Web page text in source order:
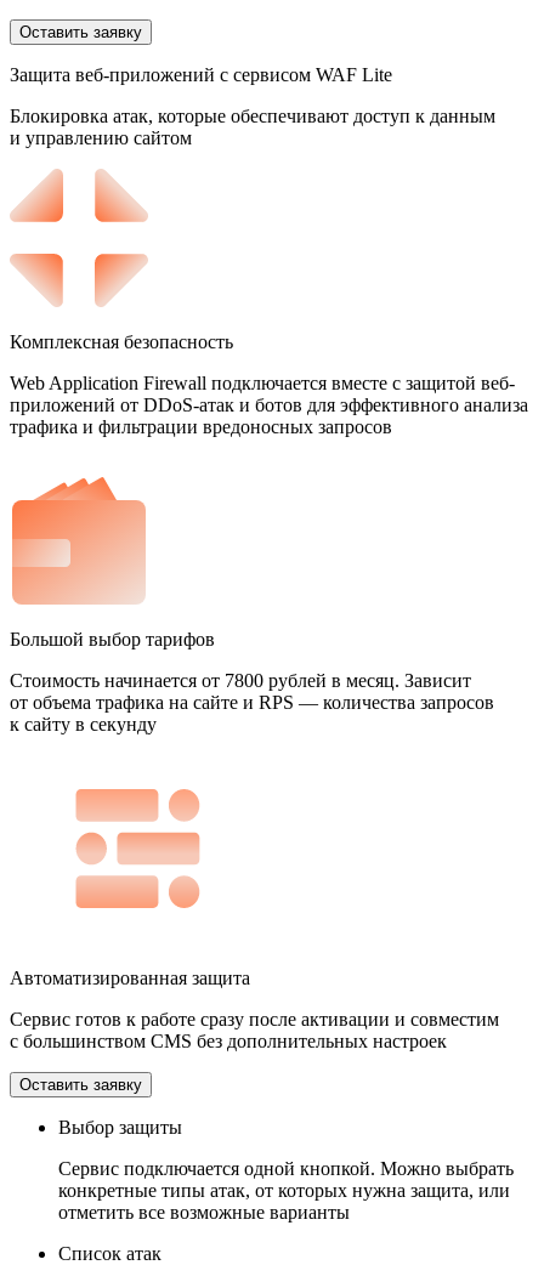
Оставить заявку
Защита веб-приложений с сервисом WAF Lite
Блокировка атак, которые обеспечивают доступ к данным
и управлению сайтом
Комплексная безопасность
Web Application Firewall подключается вместе с защитой веб-
приложений от DDoS-атак и ботов для эффективного анализа
трафика и фильтрации вредоносных запросов
Большой выбор тарифов
Стоимость начинается от 7800 рублей в месяц. Зависит
от объема трафика на сайте и RPS — количества запросов
к сайту в секунду
Автоматизированная защита
Сервис готов к работе сразу после активации и совместим
с большинством CMS без дополнительных настроек
Оставить заявку
Выбор защиты
Сервис подключается одной кнопкой. Можно выбрать
конкретные типы атак, от которых нужна защита, или
отметить все возможные варианты
Список атак